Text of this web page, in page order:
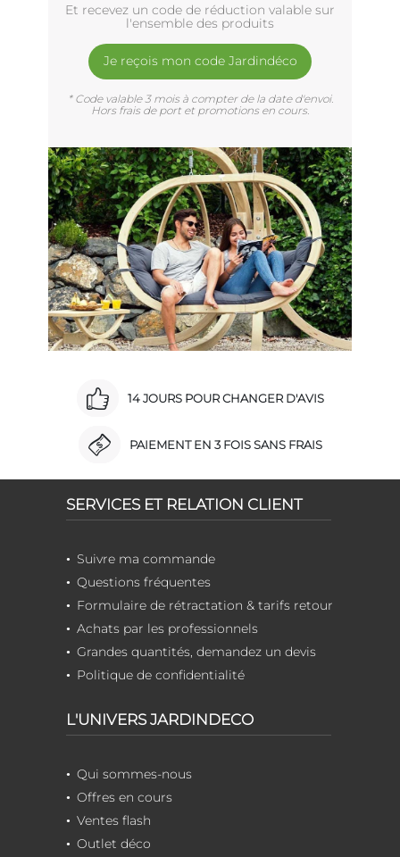
Et recevez un code de réduction valable sur
l'ensemble des produits
Je reçois mon code Jardindéco
* Code valable 3 mois à compter de la date d'envoi.
Hors frais de port et promotions en cours.
14 JOURS POUR CHANGER D'AVIS
PAIEMENT EN 3 FOIS SANS FRAIS
SERVICES ET RELATION CLIENT
Suivre ma commande
Questions fréquentes
Formulaire de rétractation & tarifs retour
Achats par les professionnels
Grandes quantités, demandez un devis
Politique de confidentialité
L'UNIVERS JARDINDECO
Qui sommes-nous
Offres en cours
Ventes flash
Outlet déco